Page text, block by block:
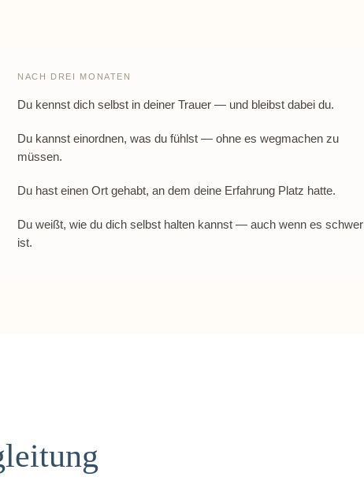
NACH DREI MONATEN
Du kennst dich selbst in deiner Trauer — und bleibst dabei du.
Du kannst einordnen, was du fühlst — ohne es wegmachen zu
müssen.
Du hast einen Ort gehabt, an dem deine Erfahrung Platz hatte.
Du weißt, wie du dich selbst halten kannst — auch wenn es schwer
ist.